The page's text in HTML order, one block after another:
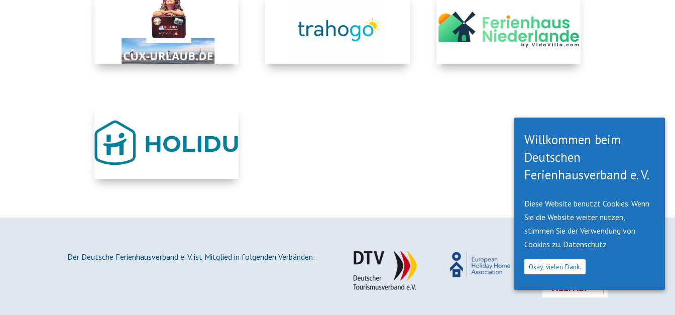
Der Deutsche Ferienhausverband e. V. ist Mitglied in folgenden Verbänden:
Willkommen beim
Deutschen
Ferienhausverband e. V.
Diese Website benutzt Cookies. Wenn
Sie die Website weiter nutzen,
stimmen Sie der Verwendung von
Cookies zu. Datenschutz
Okay, vielen Dank.